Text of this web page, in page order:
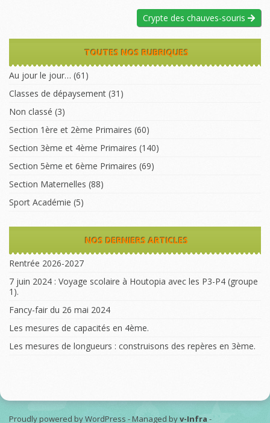
Crypte des chauves-souris
TOUTES NOS RUBRIQUES
Au jour le jour… (61)
Classes de dépaysement (31)
Non classé (3)
Section 1ère et 2ème Primaires (60)
Section 3ème et 4ème Primaires (140)
Section 5ème et 6ème Primaires (69)
Section Maternelles (88)
Sport Académie (5)
NOS DERNIERS ARTICLES
Rentrée 2026-2027
7 juin 2024 : Voyage scolaire à Houtopia avec les P3-P4 (groupe
1).
Fancy-fair du 26 mai 2024
Les mesures de capacités en 4ème.
Les mesures de longueurs : construisons des repères en 3ème.
Proudly powered by WordPress -Managed byv-Infra -